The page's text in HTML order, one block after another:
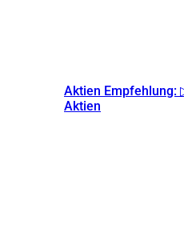
Aktien Empfehlung:
Aktien